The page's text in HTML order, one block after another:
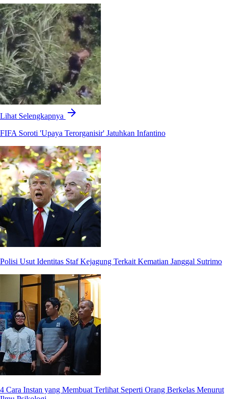
Lihat Selengkapnya
FIFA Soroti 'Upaya Terorganisir' Jatuhkan Infantino
Polisi Usut Identitas Staf Kejagung Terkait Kematian Janggal Sutrimo
4 Cara Instan yang Membuat Terlihat Seperti Orang Berkelas Menurut